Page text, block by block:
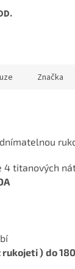
Značka
4 titanových
rukojeti ) do